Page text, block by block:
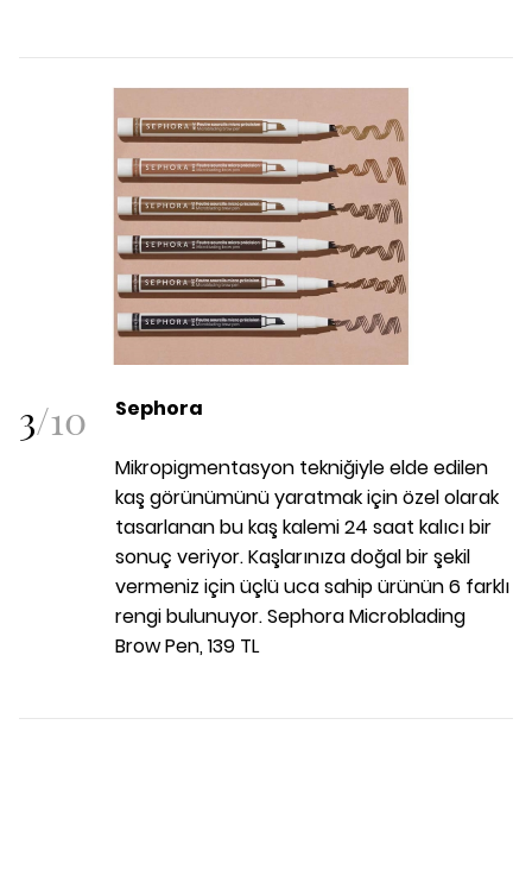
3/10 Sephora
Mikropigmentasyon tekniğiyle elde edilen
kaş görünümünü yaratmak için özel olarak
tasarlanan bu kaş kalemi 24 saat kalıcı bir
sonuç veriyor. Kaşlarınıza doğal bir şekil
vermeniz için üçlü uca sahip ürünün 6 farklı
rengi bulunuyor. Sephora Microblading
Brow Pen, 139 TL